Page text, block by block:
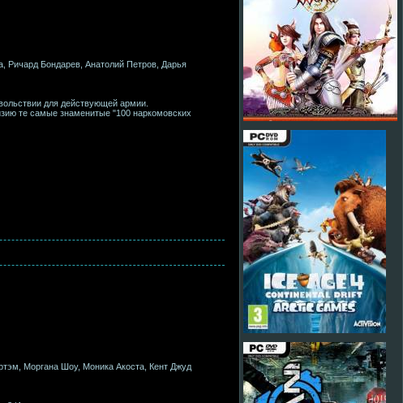
Ричард Бондарев, Анатолий Петров, Дарья
для действующей армии.
те самые знаменитые "100 наркомовских
Моргана Шоу, Моника Акоста, Кент Джуд